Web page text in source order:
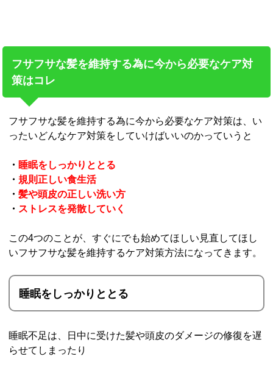
フサフサな髪を維持する為に今から必要なケア対
策はコレ
フサフサな髪を維持する為に今から必要なケア対策は、い
ったいどんなケア対策をしていけばいいのかっていうと
・ 睡眠をしっかりととる
・規則正しい食生活
・髪や頭皮の正しい洗い方
・ ストレスを発散していく
この4つのことが、すぐにでも始めてほしい見直してほし
いフサフサな髪を維持するケア対策方法になってきます。
睡眠をしっかりととる
睡眠不足は、日中に受けた髪や頭皮のダメージの修復を遅
らせてしまったり